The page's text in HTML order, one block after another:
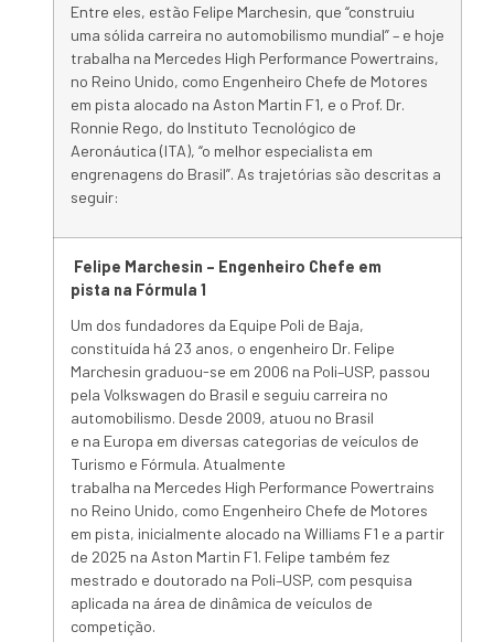
Entre eles, estão Felipe Marchesin, que “construiu
uma sólida carreira no automobilismo mundial” – e hoje
trabalha na Mercedes High Performance Powertrains,
no Reino Unido, como Engenheiro Chefe de Motores
em pista alocado na Aston Martin F1, e o Prof. Dr.
Ronnie Rego, do Instituto Tecnológico de
Aeronáutica (ITA), “o melhor especialista em
engrenagens do Brasil”. As trajetórias são descritas a
seguir:
Felipe Marchesin – Engenheiro Chefe em
pista na Fórmula 1
Um dos fundadores da Equipe Poli de Baja,
constituída há 23 anos, o engenheiro Dr. Felipe
Marchesin graduou-se em 2006 na Poli–USP, passou
pela Volkswagen do Brasil e seguiu carreira no
automobilismo. Desde 2009, atuou no Brasil
e na Europa em diversas categorias de veículos de
Turismo e Fórmula. Atualmente
trabalha na Mercedes High Performance Powertrains
no Reino Unido, como Engenheiro Chefe de Motores
em pista, inicialmente alocado na Williams F1 e a partir
de 2025 na Aston Martin F1. Felipe também fez
mestrado e doutorado na Poli–USP, com pesquisa
aplicada na área de dinâmica de veículos de
competição.